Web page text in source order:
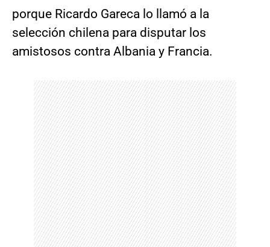
porque Ricardo Gareca lo llamó a la
selección chilena para disputar los
amistosos contra Albania y Francia.